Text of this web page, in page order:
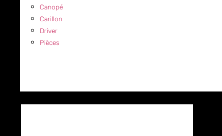
Canopé
Carillon
Driver
Pièces